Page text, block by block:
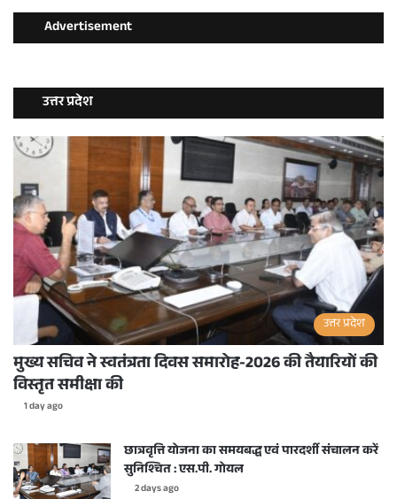
Advertisement
उत्तर प्रदेश
उत्तर प्रदेश
मुख्य सचिव ने स्वतंत्रता दिवस समारोह-2026 की तैयारियों की
विस्तृत समीक्षा की
1 day ago
छात्रवृत्ति योजना का समयबद्ध एवं पारदर्शी संचालन करें
सुनिश्चित : एस.पी. गोयल
2 days ago